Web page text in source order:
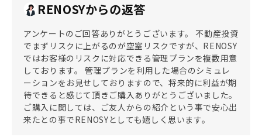
RENOSYからの返答
アンケートのご回答ありがとうございます。 不動産投資
でまずリスクに上がるのが空室リスクですが、RENOSY
ではお客様のリスクに対応できる管理プランを複数用意
しております。 管理プランを利用した場合のシミュレ
ーションをお見せしておりますので、将来的に利益が期
待できると感じて頂きご購入ありがとうございました。
ご購入に関しては、ご友人からの紹介という事で安心出
来たとの事でRENOSYとしても嬉しく思います。